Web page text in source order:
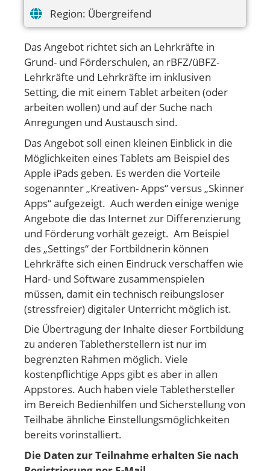
Region: Übergreifend
Das Angebot richtet sich an Lehrkräfte in
Grund- und Förderschulen, an rBFZ/üBFZ-
Lehrkräfte und Lehrkräfte im inklusiven
Setting, die mit einem Tablet arbeiten (oder
arbeiten wollen) und auf der Suche nach
Anregungen und Austausch sind.
Das Angebot soll einen kleinen Einblick in die
Möglichkeiten eines Tablets am Beispiel des
Apple iPads geben. Es werden die Vorteile
sogenannter „Kreativen- Apps“ versus „Skinner
Apps“ aufgezeigt. Auch werden einige wenige
Angebote die das Internet zur Differenzierung
und Förderung vorhält gezeigt. Am Beispiel
des „Settings“ der Fortbildnerin können
Lehrkräfte sich einen Eindruck verschaffen wie
Hard- und Software zusammenspielen
müssen, damit ein technisch reibungsloser
(stressfreier) digitaler Unterricht möglich ist.
Die Übertragung der Inhalte dieser Fortbildung
zu anderen Tabletherstellern ist nur im
begrenzten Rahmen möglich. Viele
kostenpflichtige Apps gibt es aber in allen
Appstores. Auch haben viele Tablethersteller
im Bereich Bedienhilfen und Sicherstellung von
Teilhabe ähnliche Einstellungsmöglichkeiten
bereits vorinstalliert.
Die Daten zur Teilnahme erhalten Sie nach